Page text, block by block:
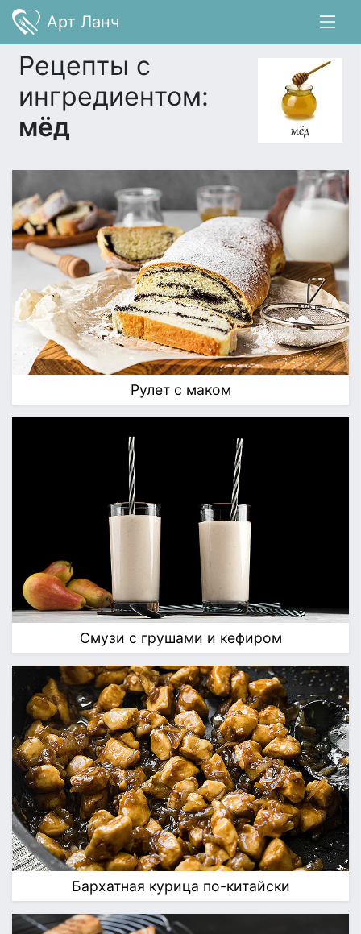
Арт Ланч
Рецепты с
ингредиентом:
мёд
Рулет с маком
Смузи с грушами и кефиром
Бархатная курица по-китайски